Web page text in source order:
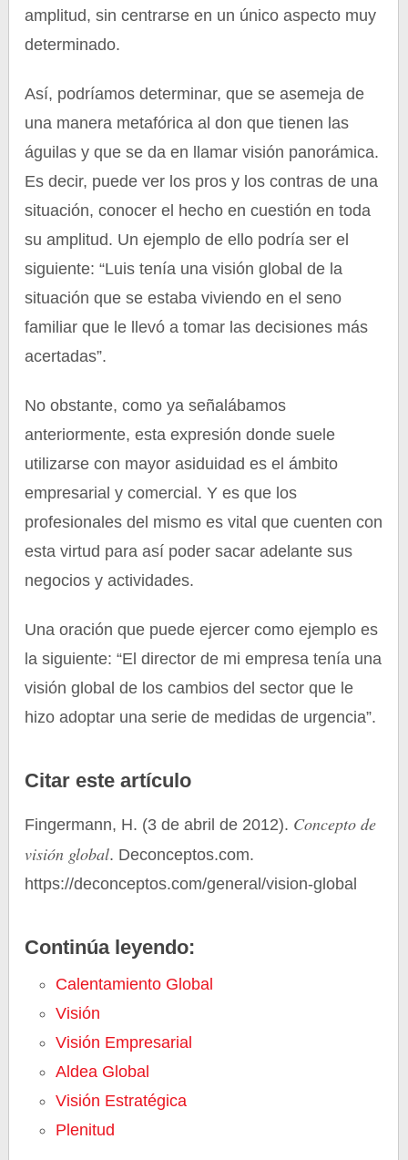
amplitud, sin centrarse en un único aspecto muy
determinado.
Así, podríamos determinar, que se asemeja de
una manera metafórica al don que tienen las
águilas y que se da en llamar visión panorámica.
Es decir, puede ver los pros y los contras de una
situación, conocer el hecho en cuestión en toda
su amplitud. Un ejemplo de ello podría ser el
siguiente: “Luis tenía una visión global de la
situación que se estaba viviendo en el seno
familiar que le llevó a tomar las decisiones más
acertadas”.
No obstante, como ya señalábamos
anteriormente, esta expresión donde suele
utilizarse con mayor asiduidad es el ámbito
empresarial y comercial. Y es que los
profesionales del mismo es vital que cuenten con
esta virtud para así poder sacar adelante sus
negocios y actividades.
Una oración que puede ejercer como ejemplo es
la siguiente: “El director de mi empresa tenía una
visión global de los cambios del sector que le
hizo adoptar una serie de medidas de urgencia”.
Citar este artículo
Fingermann, H. (3 de abril de 2012). Concepto de
visión global. Deconceptos.com.
https://deconceptos.com/general/vision-global
Continúa leyendo:
Calentamiento Global
Visión
Visión Empresarial
Aldea Global
Visión Estratégica
Plenitud